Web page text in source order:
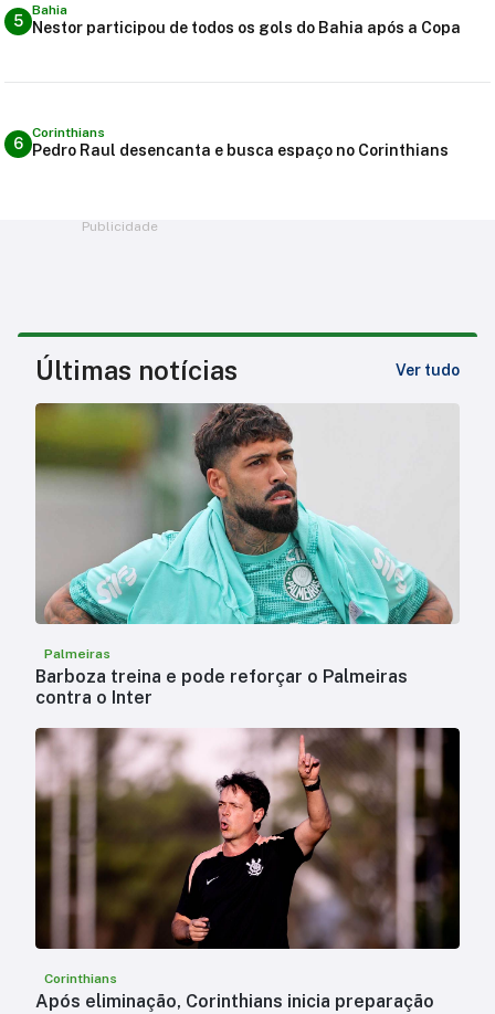
5
Bahia
Nestor participou de todos os gols do Bahia após a Copa
6
Corinthians
Pedro Raul desencanta e busca espaço no Corinthians
Publicidade
Últimas notícias Ver tudo
Palmeiras
Barboza treina e pode reforçar o Palmeiras
contra o Inter
Corinthians
Após eliminação, Corinthians inicia preparação